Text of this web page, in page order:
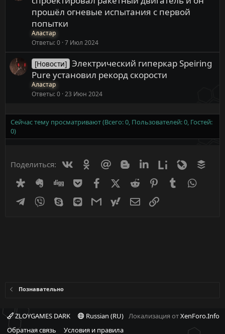
прошёл огневые испытания с первой
попытки
Аластар
Ответы 0 7 Июл 2024
[Новости] Электрический гиперкар Speiring
Pure установил рекорд скорости
Аластар
Ответы 0 23 Июн 2024
Сейчас тему просматривают (Всего: 0, Пользователей: 0, Гостей:
0)
Поделиться: ВконтактеОдноклассники
Mail.ru BloggerLinkedinLiveinternet
Livejournal
DiasporaEvernoteDigg GetpocketFacebookX (Twitter)
Reddit PinterestTumblr
Telegram
Viber Skype Line GmailyahoomailЭлектронная почта
Познавательно
ZLOYGAMES DARK Russian (RU) Локализация отXenForo.Info
Обратная связь
Условия и правила